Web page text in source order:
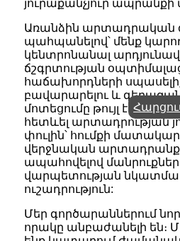
յուրաքանչյուր ապրանքի
Առանձին արտադրական
պահպանելով՝ մենք
կենտրոնանալ
ճշգրտության
հաճախորդների
բավարարելու և
մոտեցումը թույլ է տալիս
հետևել արտադրության
փուլին՝ հումքի
վերջնական
ապահովելով
վարպետության
ուշադրություն:
Մեր գործարաններում
որակը անբաժանելի են։